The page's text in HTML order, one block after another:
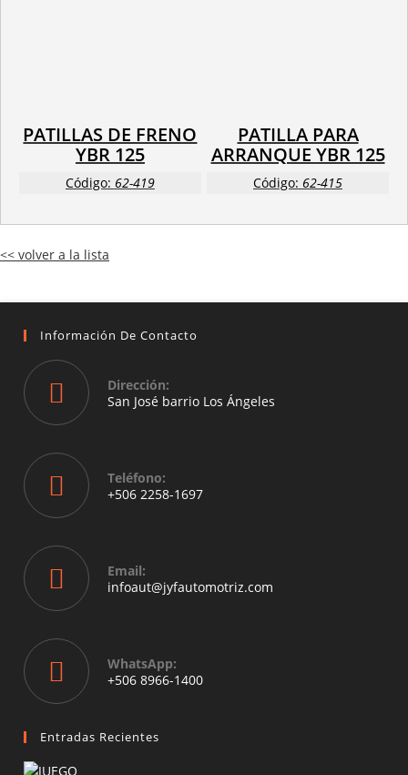
PATILLAS DE FRENO
YBR 125
Código: 62-419
PATILLA PARA
ARRANQUE YBR 125
Código: 62-415
<< volver a la lista
Información De Contacto
Dirección:
San José barrio Los Ángeles
new
Teléfono:
+506 2258-1697
application
Email:
infoaut@jyfautomotriz.com
WhatsApp:
+506 8966-1400Opens
Entradas Recientes